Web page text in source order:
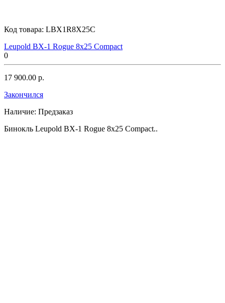
Код товара: LBX1R8X25C
Leupold BX-1 Rogue 8x25 Compact
0
17 900.00 р.
Закончился
Наличие: Предзаказ
Бинокль Leupold BX-1 Rogue 8x25 Compact..